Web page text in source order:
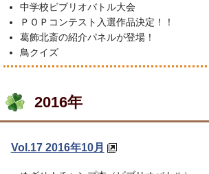
中学校ビブリオバトル大会
ＰＯＰコンテスト入選作品決定！！
葛飾北斎の紹介パネルが登場！
鳥クイズ
2016年
Vol.17 2016年10月